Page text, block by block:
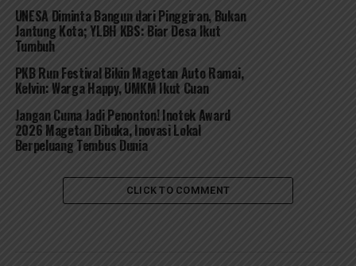
UNESA Diminta Bangun dari Pinggiran, Bukan
Jantung Kota; YLBH KBS: Biar Desa Ikut
Tumbuh
PKB Run Festival Bikin Magetan Auto Ramai,
Kelvin: Warga Happy, UMKM Ikut Cuan
Jangan Cuma Jadi Penonton! Inotek Award
2026 Magetan Dibuka, Inovasi Lokal
Berpeluang Tembus Dunia
CLICK TO COMMENT